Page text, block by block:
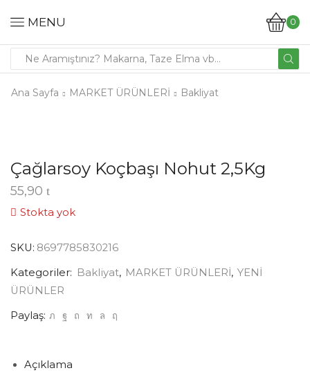
MENU 0
Search
Ana Sayfa MARKET ÜRÜNLERİ Bakliyat
Çağlarsoy Koçbaşı Nohut 2,5Kg
55,90
Stokta yok
SKU: 8697785830216
Kategoriler: Bakliyat, MARKET ÜRÜNLERİ, YENİ
ÜRÜNLER
Paylaş:
Açıklama